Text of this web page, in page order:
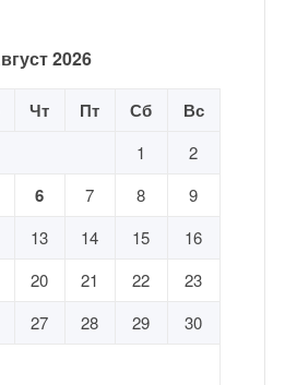
2026
Чт Пт Сб Вс
1
2
6 7 8
9
13 14 15
16
20 21 22
23
27 28 29
30